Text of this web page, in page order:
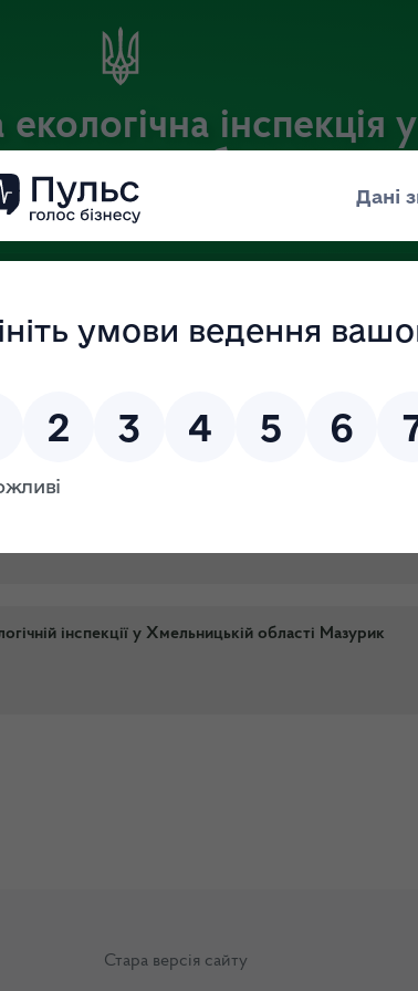
інспекція у
області
Офіційний веб-портал
інспекції у Хмельницькій області Лісової
інспекції у Хмельницькій області Гаврилюка
інспекції у Хмельницькій області Мазурик
Стара версія сайту